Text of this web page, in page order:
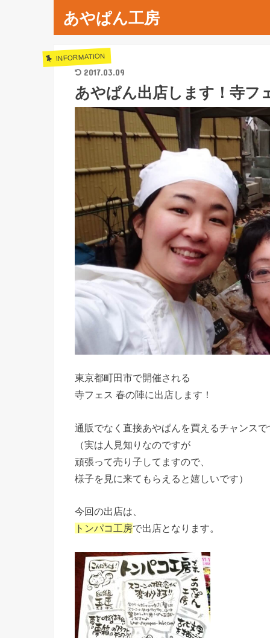
あやぱん工房
INFORMATION
2017.03.09
あやぱん出店します！寺フ
東京都町田市で開催される
寺フェス 春の陣に出店します！
通販でなく直接あやぱんを買えるチャンスで
（実は人見知りなのですが
頑張って売り子してますので、
様子を見に来てもらえると嬉しいです）
今回の出店は、
トンパコ工房で出店となります。